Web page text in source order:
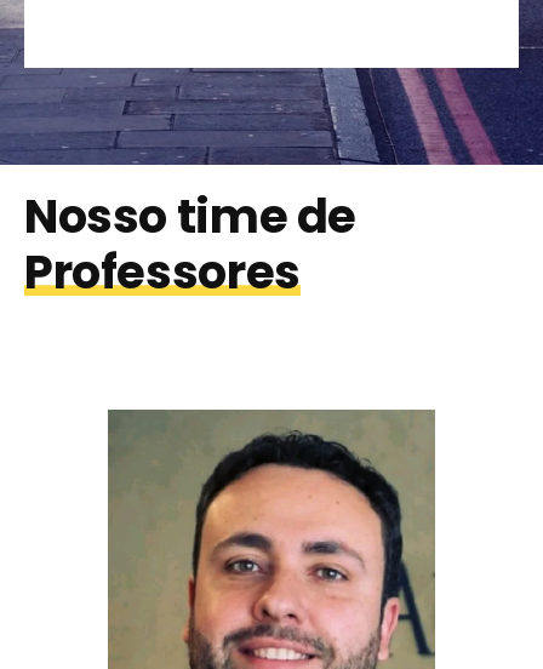
Nosso time de
Professores